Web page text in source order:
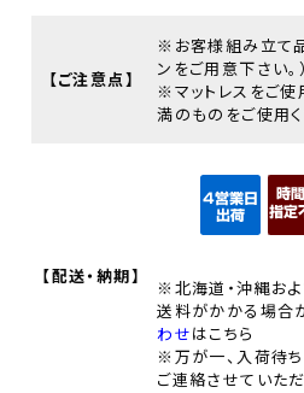
【ご注意点】
※お客様組み立て品
ンをご用意下さい。）
※マットレスをご
満のものをご使用く
【配送・納期】
※北海道・沖縄お
送料がかかる場合
わせはこちら
※万が一、入荷待
ご連絡させていただ